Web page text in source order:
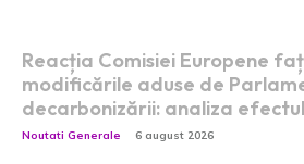
Reacția Comisiei Europene
modificările aduse de
decarbonizării: analiza
Noutati Generale 6 august 2026